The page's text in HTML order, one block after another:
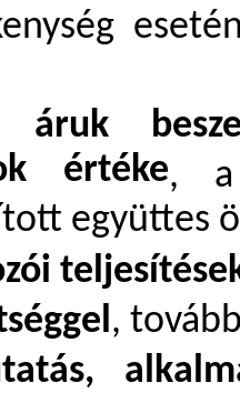
áruk
értéke, a
együttes
,